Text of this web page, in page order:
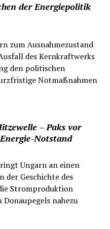
der Energiepolitik
zum Ausnahmezustand
des Kernkraftwerks
den politischen
Notmaßnahmen
– Paks vor
Notstand
Ungarn an einen
der Geschichte des
Stromproduktion
nahezu